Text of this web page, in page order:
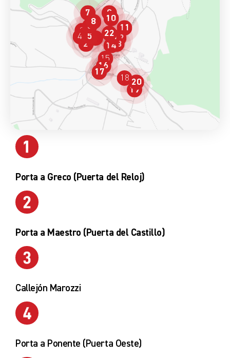
2
3
4 5
6
7
8
9
10
11
12
13
14
15
16
17
18
19
20
21
22
Porta a Greco (Puerta del Reloj)
Porta a Maestro (Puerta del Castillo)
Callejón Marozzi
Porta a Ponente (Puerta Oeste)